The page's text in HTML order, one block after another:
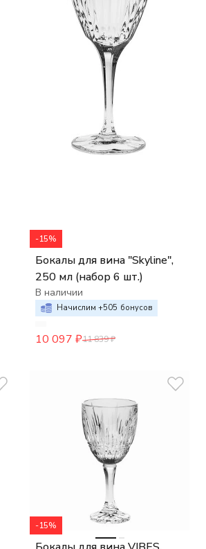
-15%
Бокалы для вина "Skyline",
250 мл (набор 6 шт.)
В наличии
Начислим +505 бонусов
10 097 ₽11 839₽
-15%